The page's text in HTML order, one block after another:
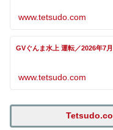
www.tetsudo.com
GVぐんま水上 運転／2026年7
www.tetsudo.com